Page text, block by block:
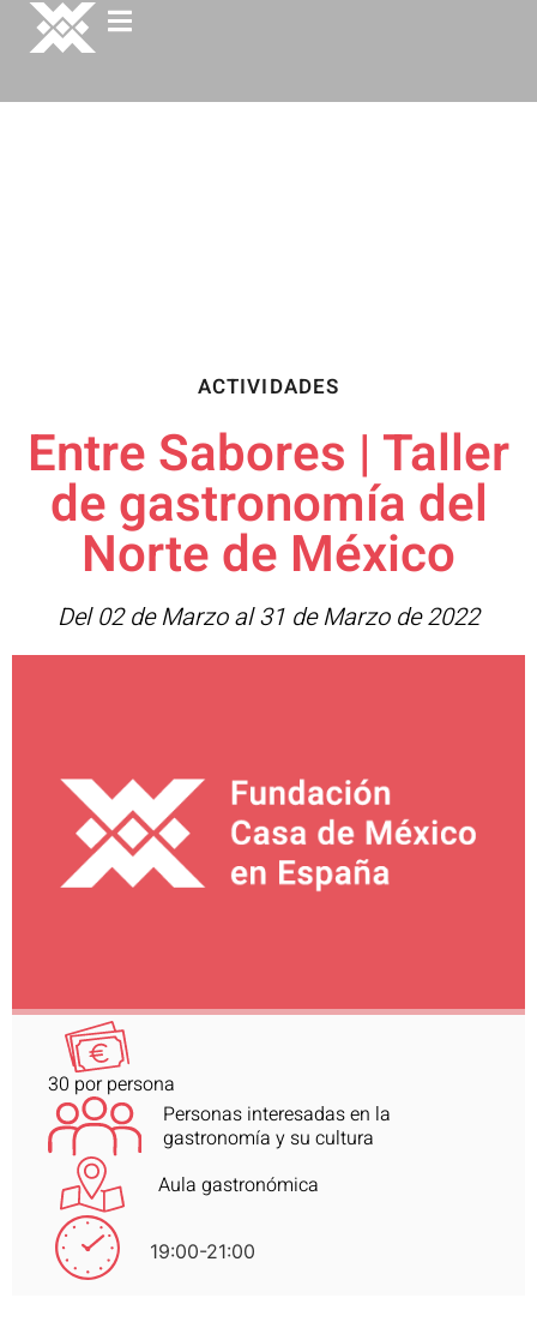
ACTIVIDADES
Entre Sabores | Taller
de gastronomía del
Norte de México
Del 02 de Marzo al 31 de Marzo de 2022
30 por persona
Personas interesadas en la
gastronomía y su cultura
Aula gastronómica
19:00-21:00